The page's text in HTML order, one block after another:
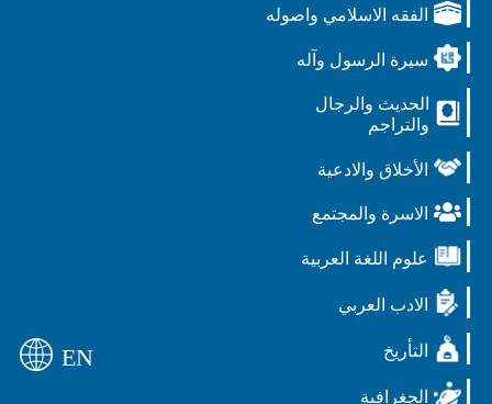
الفقه الاسلامي واصوله
سيرة الرسول وآله
الحديث والرجال
والتراجم
الأخلاق والادعية
الاسرة والمجتمع
علوم اللغة العربية
الادب العربي
التأريخ
الجغرافية
EN